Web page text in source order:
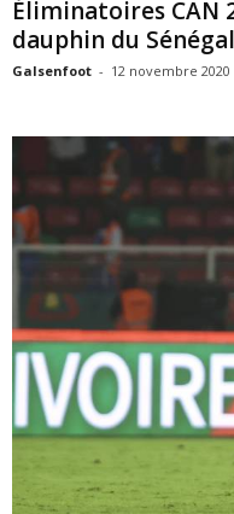
Éliminatoires CAN
dauphin du Sénégal
Galsenfoot - 12 novembre 2020